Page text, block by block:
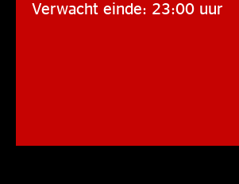
Verwacht einde: 23:00 uur